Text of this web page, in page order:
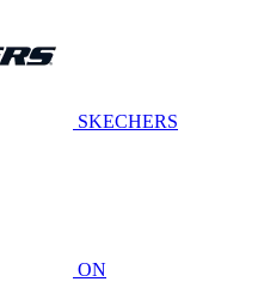
SKECHERS
ON